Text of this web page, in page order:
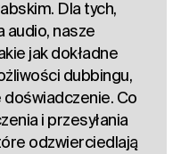
Dla tych,
audio, nasze
jak dokładne
dubbingu,
doświadczenie. Co
i przesyłania
odzwierciedlają